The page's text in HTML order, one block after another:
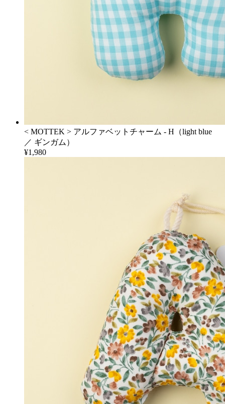
< MOTTEK > アルファベットチャーム - H（light blue
／ ギンガム）
¥1,980